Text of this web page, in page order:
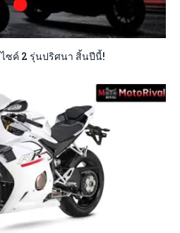
ไซค์ 2 รุ่นปริศนา สิ้นปีนี้!